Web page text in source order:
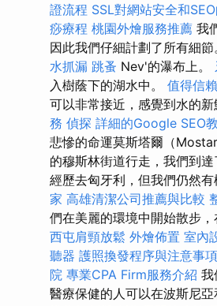
證流程 SSL對網站安全和
痧療程 桃園外燴服務推薦 我
因此我們仔細計劃了所有細
水抓漏 跳蚤 Nev'的瀑布上。
入樹蔭下的湖水中。 值得信
可以非常接近，感覺到水的新
務 偵探 詳細的Google SEO
悲慘的命運莫斯塔爾（Mostar
的穆斯林街道行走，我們到
經歷去匈牙利，但我們仍然
家 高雄清潔公司推薦與比較
們在美麗的環境中開始散步
西屯肩頸放鬆 外燴佈置 室內
聽器 護照換發程序與注意事項
院 專業CPA Firm服務介紹 我
醫療保健的人可以在波斯尼